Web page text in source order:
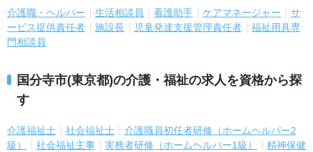
介護職・ヘルパー 生活相談員 看護助手 ケアマネージャー
サ
ービス提供責任者
施設長 児童発達支援管理責任者
福祉用具専
門相談員
国分寺市(東京都)の介護・福祉の求人を資格から探
す
介護福祉士 社会福祉士
介護職員初任者研修（ホームヘルパー2
級）
社会福祉主事 実務者研修（ホームヘルパー1級）
精神保健